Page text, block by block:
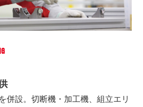
併設。切断機・加工機、組立エリ